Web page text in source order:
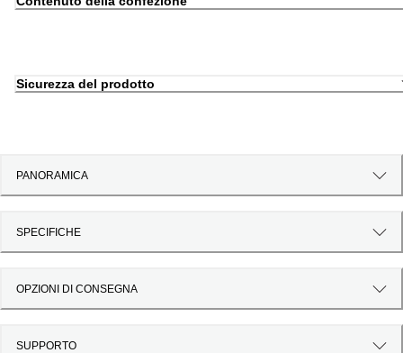
Sicurezza del prodotto
PANORAMICA
SPECIFICHE
OPZIONI DI CONSEGNA
SUPPORTO